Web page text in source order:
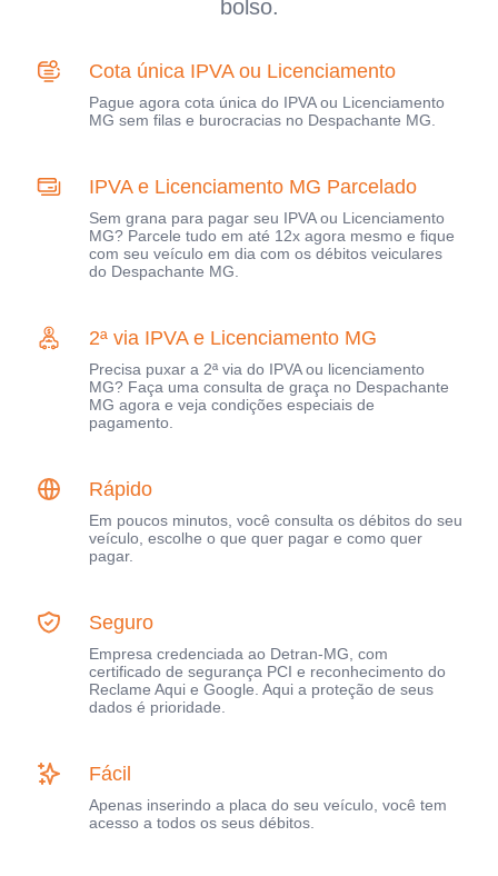
bolso.
Cota única IPVA ou Licenciamento
Pague agora cota única do IPVA ou Licenciamento
MG sem filas e burocracias no Despachante MG.
IPVA e Licenciamento MG Parcelado
Sem grana para pagar seu IPVA ou Licenciamento
MG? Parcele tudo em até 12x agora mesmo e fique
com seu veículo em dia com os débitos veiculares
do Despachante MG.
2ª via IPVA e Licenciamento MG
Precisa puxar a 2ª via do IPVA ou licenciamento
MG? Faça uma consulta de graça no Despachante
MG agora e veja condições especiais de
pagamento.
Rápido
Em poucos minutos, você consulta os débitos do seu
veículo, escolhe o que quer pagar e como quer
pagar.
Seguro
Empresa credenciada ao Detran-MG, com
certificado de segurança PCI e reconhecimento do
Reclame Aqui e Google. Aqui a proteção de seus
dados é prioridade.
Fácil
Apenas inserindo a placa do seu veículo, você tem
acesso a todos os seus débitos.